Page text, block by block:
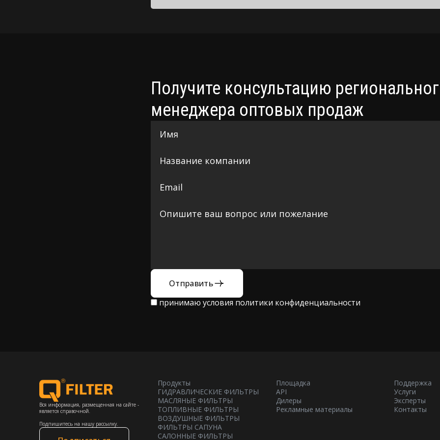
Получите консультацию
менеджера оптовых продаж
Отправить
принимаю условия политики конфиденциальности
Вся информация, размещенная на сайте -
является справочной.
Подпишитесь на нашу рассылку.
Продукты
ГИДРАВЛИЧЕСКИЕ ФИЛЬТРЫ
МАСЛЯНЫЕ ФИЛЬТРЫ
ТОПЛИВНЫЕ ФИЛЬТРЫ
ВОЗДУШНЫЕ ФИЛЬТРЫ
ФИЛЬТРЫ САПУНА
САЛОННЫЕ ФИЛЬТРЫ
Площадка
API
Дилеры
Рекламные материалы
Поддержка
Услуги
Эксперты
Контакты